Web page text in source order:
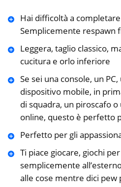
Hai difficoltà a
Semplicemente respawn
Leggera, taglio classico,
cucitura e orlo inferiore
Se sei una console, un
dispositivo mobile, in
di squadra, un piroscafo
online, questo è perfetto
Perfetto per gli
Ti piace giocare, giochi
semplicemente
alle cose mentre dici pew